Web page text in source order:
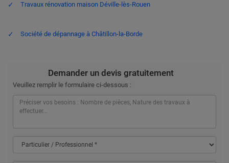
Travaux rénovation maison Déville-lès-Rouen
Société de dépannage à Châtillon-la-Borde
Demander un devis gratuitement
Veuillez remplir le formulaire ci-dessous :